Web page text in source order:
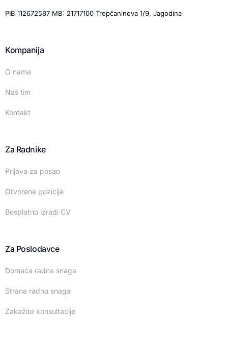
PIB 112672587 MB: 21717100 Trepčaninova 1/9, Jagodina
Kompanija
O nama
Naš tim
Kontakt
Za Radnike
Prijava za posao
Otvorene pozicije
Besplatno izradi CV
Za Poslodavce
Domaća radna snaga
Strana radna snaga
Zakažite konsultacije